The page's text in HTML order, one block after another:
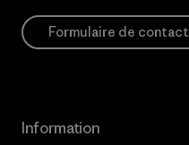
Formulaire de contact
Information